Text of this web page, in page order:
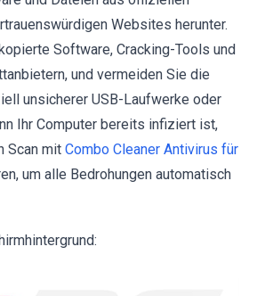
Websites herunter.
Software, Cracking-Tools und
und vermeiden Sie die
unsicherer USB-Laufwerke oder
Ihr Computer bereits infiziert ist,
Scan mit Combo Cleaner Antivirus für
um alle Bedrohungen automatisch